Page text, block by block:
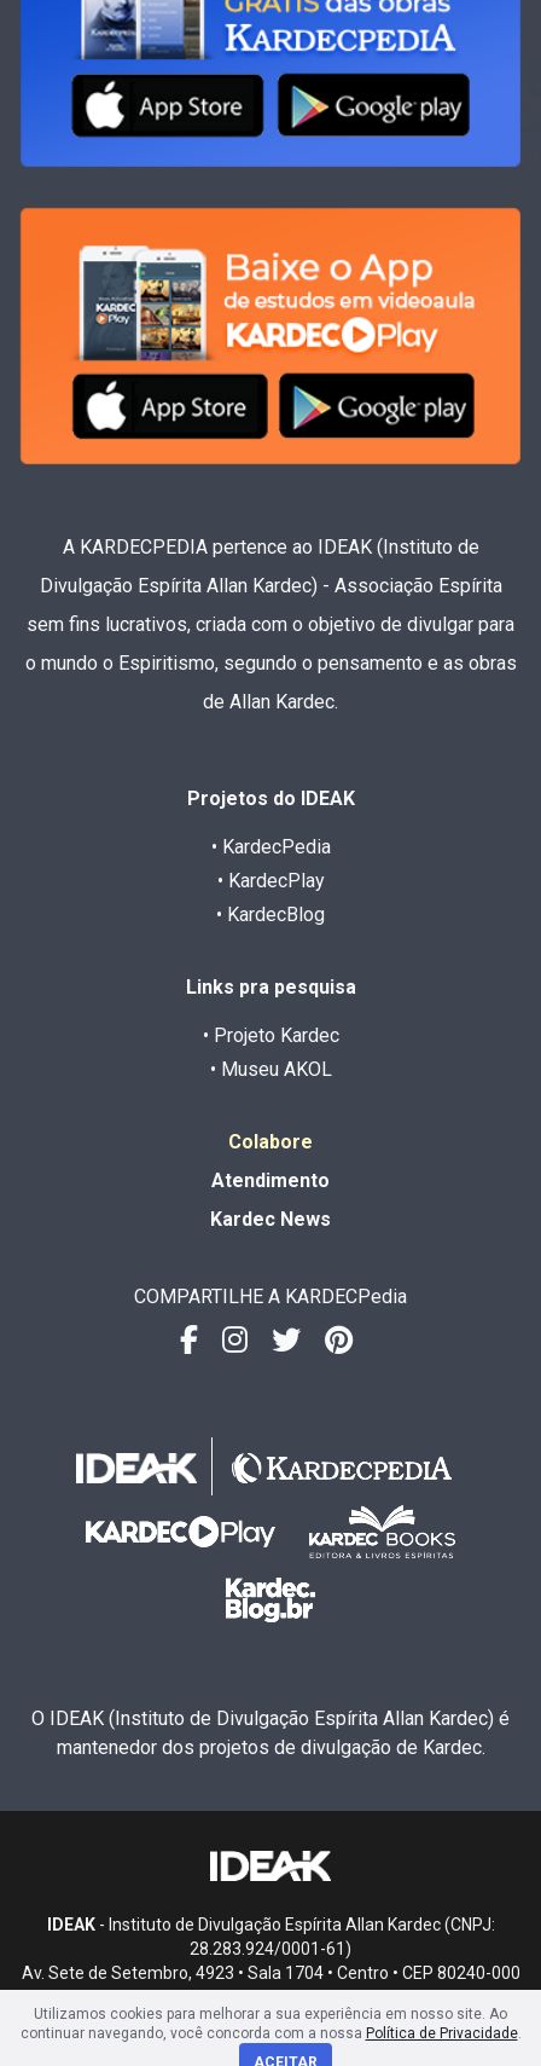
A KARDECPEDIA pertence ao IDEAK (Instituto de
Divulgação Espírita Allan Kardec) - Associação Espírita
sem fins lucrativos, criada com o objetivo de divulgar para
o mundo o Espiritismo, segundo o pensamento e as obras
de Allan Kardec.
Projetos do IDEAK
• KardecPedia
• KardecPlay
• KardecBlog
Links pra pesquisa
• Projeto Kardec
• Museu AKOL
Colabore
Atendimento
Kardec News
COMPARTILHE A KARDECPedia
O IDEAK (Instituto de Divulgação Espírita Allan Kardec) é
mantenedor dos projetos de divulgação de Kardec.
IDEAK- Instituto de Divulgação Espírita Allan Kardec (CNPJ:
28.283.924/0001-61)
Av. Sete de Setembro, 4923 • Sala 1704 • Centro • CEP 80240-000
Utilizamos cookies para melhorar a sua experiência em nosso site. Ao
continuar navegando, você concorda com a nossa Política de Privacidade.
ACEITAR